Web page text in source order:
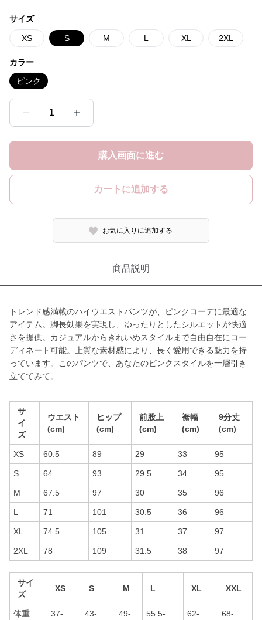
サイズ
XS S M L XL 2XL
カラー
ピンク
1
購入画面に進む
カートに追加する
お気に入りに追加する
商品説明
トレンド感満載のハイウエストパンツが、ピンクコーデに最適な
アイテム。脚長効果を実現し、ゆったりとしたシルエットが快適
さを提供。カジュアルからきれいめスタイルまで自由自在にコー
ディネート可能。上質な素材感により、長く愛用できる魅力を持
っています。このパンツで、あなたのピンクスタイルを一層引き
立ててみて。
サ
イ
ズ
ウエスト
(cm)
ヒップ
(cm)
前股上
(cm)
裾幅
(cm)
9分丈
(cm)
XS 60.5 89 29 33 95
S 64 93 29.5 34 95
M 67.5 97 30 35 96
L 71 101 30.5 36 96
XL 74.5 105 31 37 97
2XL 78 109 31.5 38 97
サイ
ズ
XS S M L XL XXL
体重
37-
43-
49-
55.5-
62-
68-